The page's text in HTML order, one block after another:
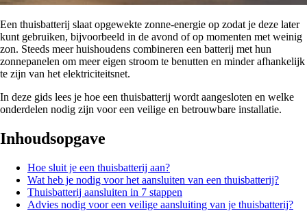
Een thuisbatterij slaat opgewekte zonne-energie op zodat je deze later
kunt gebruiken, bijvoorbeeld in de avond of op momenten met weinig
zon. Steeds meer huishoudens combineren een batterij met hun
zonnepanelen om meer eigen stroom te benutten en minder afhankelijk
te zijn van het elektriciteitsnet.
In deze gids lees je hoe een thuisbatterij wordt aangesloten en welke
onderdelen nodig zijn voor een veilige en betrouwbare installatie.
Inhoudsopgave
Hoe sluit je een thuisbatterij aan?
Wat heb je nodig voor het aansluiten van een thuisbatterij?
Thuisbatterij aansluiten in 7 stappen
Advies nodig voor een veilige aansluiting van je thuisbatterij?